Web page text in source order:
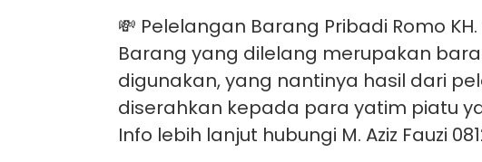
💸 Pelelangan Barang Pribadi Romo
Barang yang dilelang merupakan
digunakan, yang nantinya hasil dari
diserahkan kepada para yatim piatu
Info lebih lanjut hubungi M. Aziz Fauzi